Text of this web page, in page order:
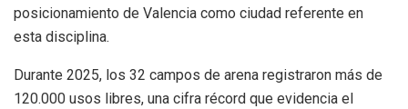
posicionamiento de Valencia como ciudad referente en
esta disciplina.
Durante 2025, los 32 campos de arena registraron más de
120.000 usos libres, una cifra récord que evidencia el